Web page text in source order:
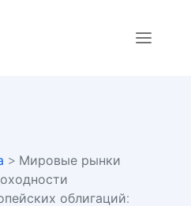
> Мировые рынки
облигаций: